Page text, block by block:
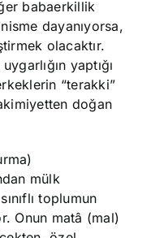
babaerkillik
dayanıyorsa,
olacaktır.
yaptığı
“terakki”
doğan
mülk
toplumun
Onun matâ (mal)